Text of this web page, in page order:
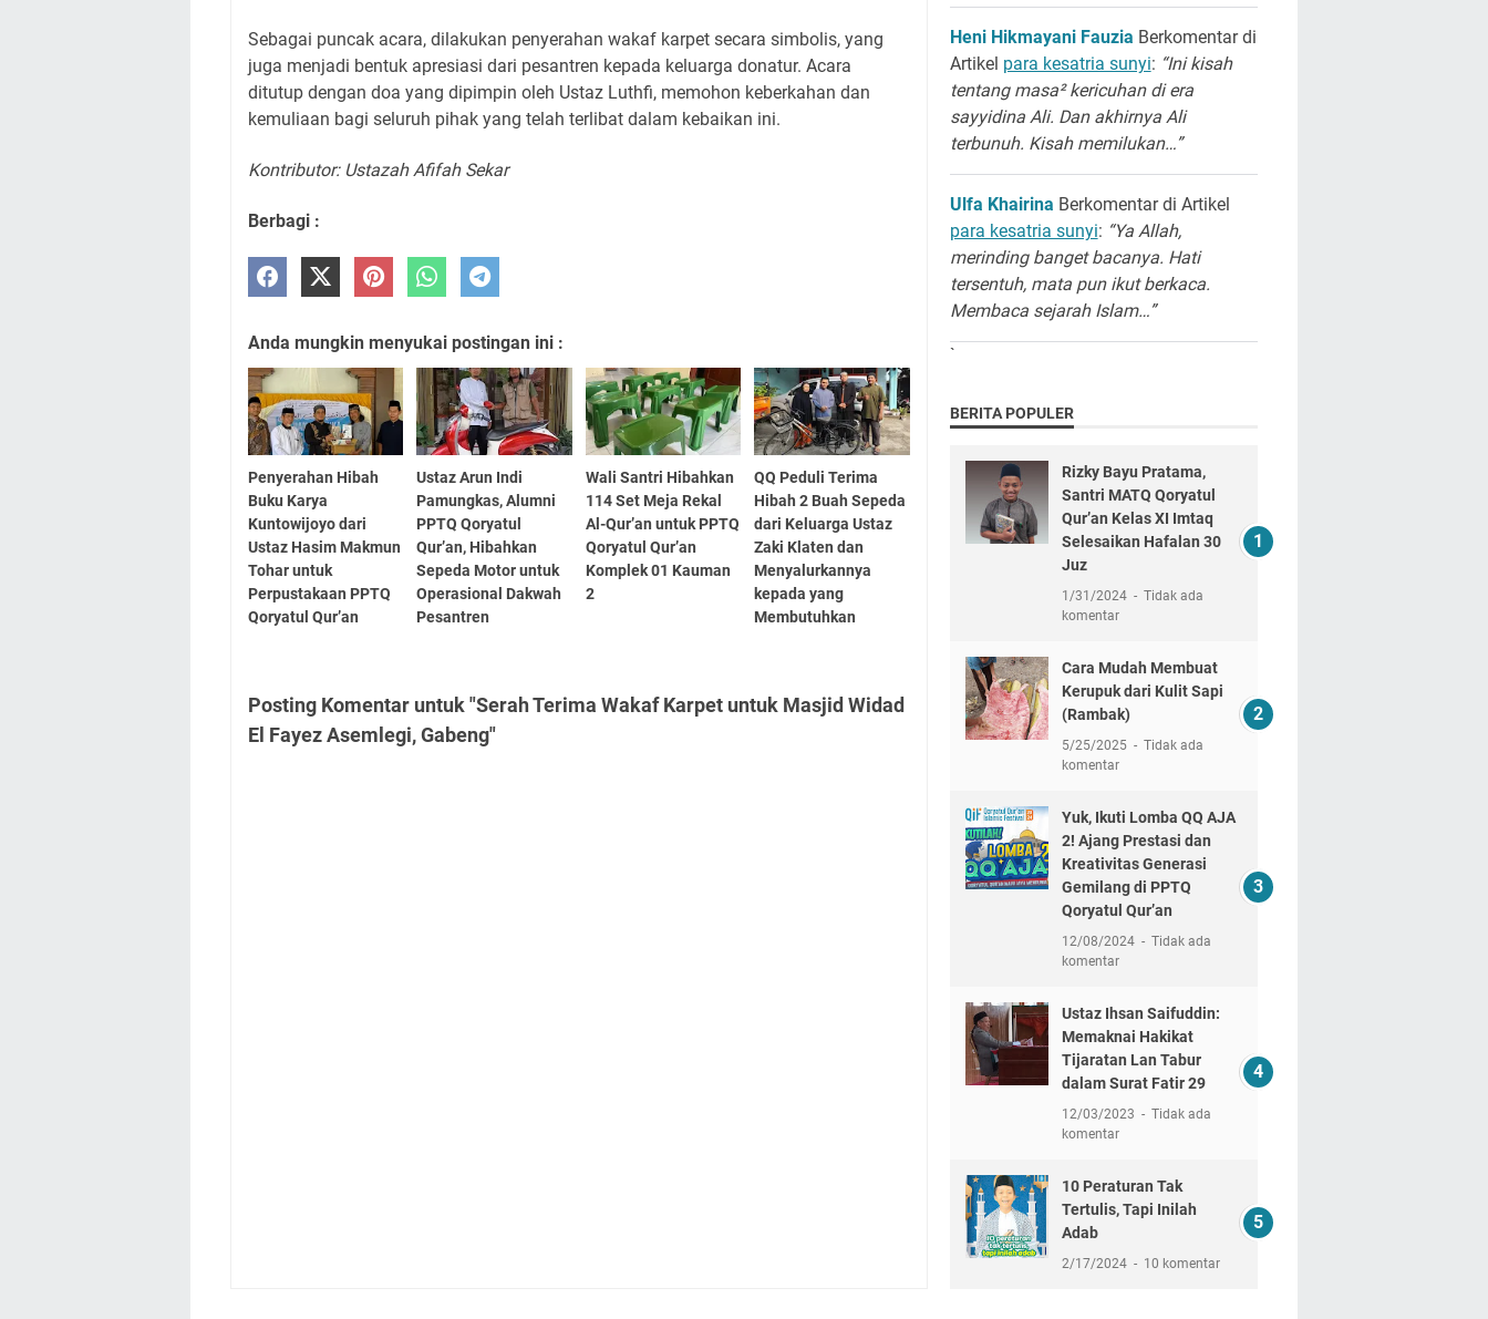
Sebagai puncak acara, dilakukan penyerahan wakaf karpet secara simbolis, yang
juga menjadi bentuk apresiasi dari pesantren kepada keluarga donatur. Acara
ditutup dengan doa yang dipimpin oleh Ustaz Luthfi, memohon keberkahan dan
kemuliaan bagi seluruh pihak yang telah terlibat dalam kebaikan ini.
Kontributor: Ustazah Afifah Sekar
Berbagi :
Anda mungkin menyukai postingan ini :
Penyerahan Hibah
Buku Karya
Kuntowijoyo dari
Ustaz Hasim Makmun
Tohar untuk
Perpustakaan PPTQ
Qoryatul Qur’an
Ustaz Arun Indi
Pamungkas, Alumni
PPTQ Qoryatul
Qur’an, Hibahkan
Sepeda Motor untuk
Operasional Dakwah
Pesantren
Wali Santri Hibahkan
114 Set Meja Rekal
Al-Qur’an untuk PPTQ
Qoryatul Qur’an
Komplek 01 Kauman
2
QQ Peduli Terima
Hibah 2 Buah Sepeda
dari Keluarga Ustaz
Zaki Klaten dan
Menyalurkannya
kepada yang
Membutuhkan
Posting Komentar untuk "Serah Terima Wakaf Karpet untuk Masjid Widad
El Fayez Asemlegi, Gabeng"
Heni Hikmayani Fauzia Berkomentar di
Artikel para kesatria sunyi: “Ini kisah
tentang masa² kericuhan di era
sayyidina Ali. Dan akhirnya Ali
terbunuh. Kisah memilukan…”
Ulfa Khairina Berkomentar di Artikel
para kesatria sunyi: “Ya Allah,
merinding banget bacanya. Hati
tersentuh, mata pun ikut berkaca.
Membaca sejarah Islam…”
`
BERITA POPULER
Rizky Bayu Pratama,
Santri MATQ Qoryatul
Qur’an Kelas XI Imtaq
Selesaikan Hafalan 30
Juz
1/31/2024
Tidak ada
komentar
Cara Mudah Membuat
Kerupuk dari Kulit Sapi
(Rambak)
5/25/2025
Tidak ada
komentar
Yuk, Ikuti Lomba QQ AJA
2! Ajang Prestasi dan
Kreativitas Generasi
Gemilang di PPTQ
Qoryatul Qur’an
12/08/2024
Tidak ada
komentar
Ustaz Ihsan Saifuddin:
Memaknai Hakikat
Tijaratan Lan Tabur
dalam Surat Fatir 29
12/03/2023
Tidak ada
komentar
10 Peraturan Tak
Tertulis, Tapi Inilah
Adab
2/17/2024 10 komentar